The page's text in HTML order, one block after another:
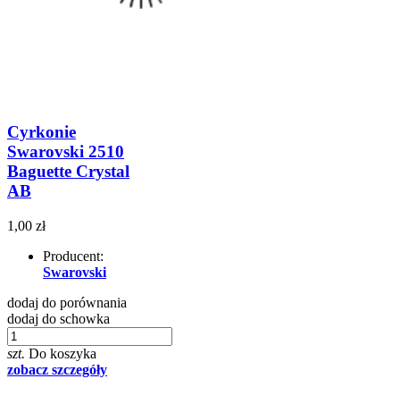
Cyrkonie
Swarovski 2510
Baguette Crystal
AB
1,00 zł
Producent:
Swarovski
dodaj do porównania
dodaj do schowka
szt. Do koszyka
zobacz szczegóły